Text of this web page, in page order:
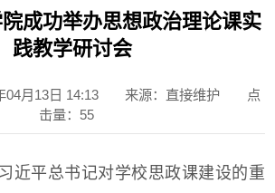
成功举办思想政治理论课实
践教学研讨会
04月13日 14:13 来源：直接维护
点
击量： 55
近平总书记对学校思政课建设的重